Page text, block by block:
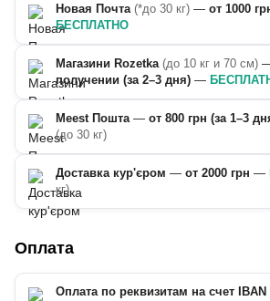
Новая Почта (*до 30 кг) — от 1000
БЕСПЛАТНО
Магазини Rozetka (до 10 кг и 70 см)
получении (за 2–3 дня) —
Meest Пошта — от 800 грн (за 1–3
(до 30 кг)
Доставка кур'єром — от 2000 грн —
кг)
Оплата
Оплата по реквизитам на счет IBAN